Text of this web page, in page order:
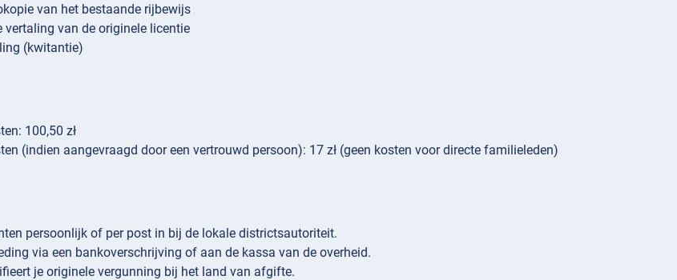
van het bestaande rijbewijs
vertaling van de originele licentie
(kwitantie)
100,50 zł
(indien aangevraagd door een vertrouwd persoon): 17 zł (geen kosten voor directe familieleden)
persoonlijk of per post in bij de lokale districtsautoriteit.
via een bankoverschrijving of aan de kassa van de overheid.
je originele vergunning bij het land van afgifte.